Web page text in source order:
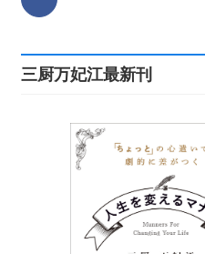
三厨万妃江最新刊